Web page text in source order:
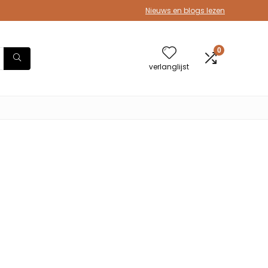
Nieuws en blogs lezen
verlanglijst
0